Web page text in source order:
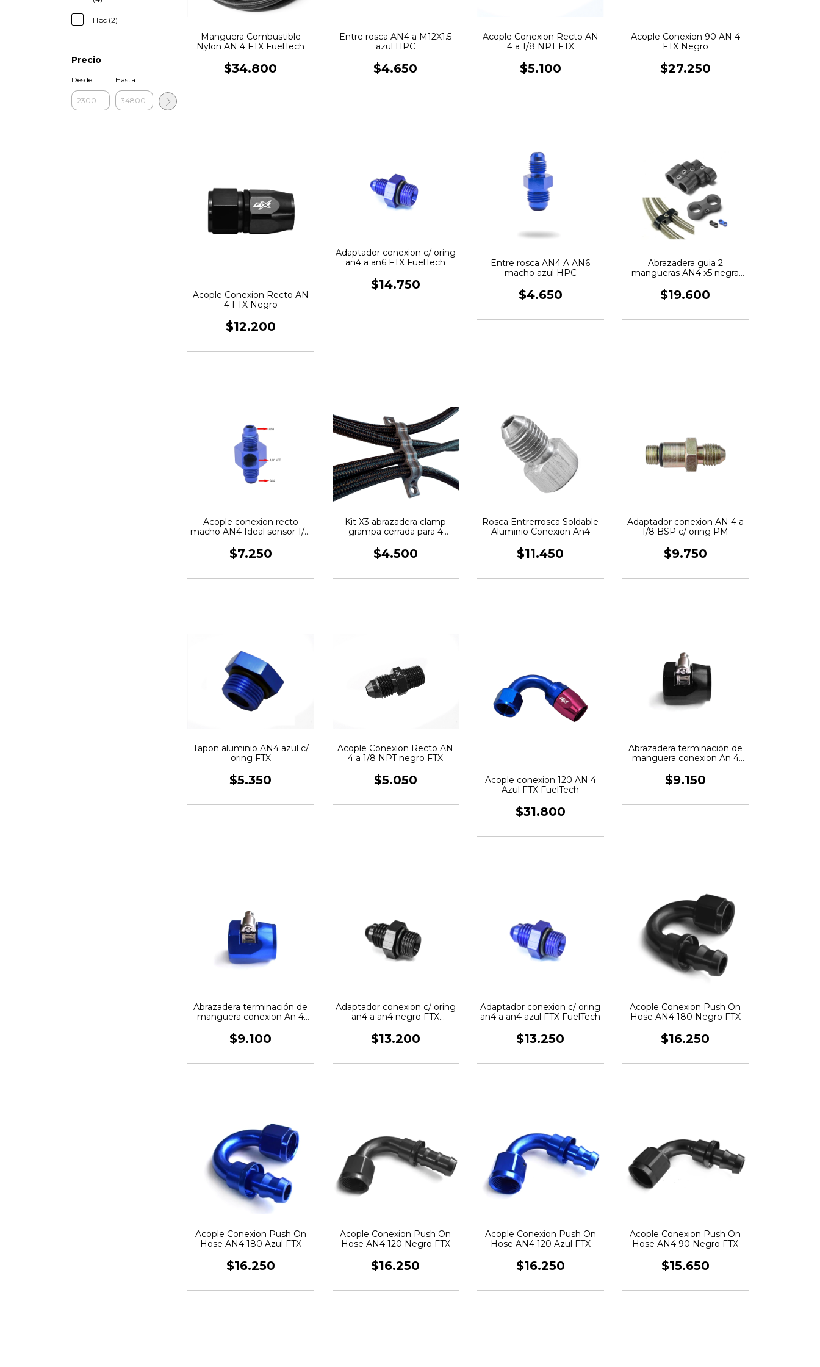
Hpc (2)
Precio
Desde Hasta
Manguera Combustible
Nylon AN 4 FTX FuelTech
$34.800
Entre rosca AN4 a M12X1.5
azul HPC
$4.650
Acople Conexion Recto AN
4 a 1/8 NPT FTX
$5.100
Acople Conexion 90 AN 4
FTX Negro
$27.250
Acople Conexion Recto AN
4 FTX Negro
$12.200
Adaptador conexion c/ oring
an4 a an6 FTX FuelTech
$14.750
Entre rosca AN4 A AN6
macho azul HPC
$4.650
Abrazadera guia 2
mangueras AN4 x5 negra
$19.600
Acople conexion recto
macho AN4 Ideal sensor 1/8
$7.250
Kit X3 abrazadera clamp
grampa cerrada para 4
$4.500
Rosca Entrerrosca Soldable
Aluminio Conexion An4
$11.450
Adaptador conexion AN 4 a
1/8 BSP c/ oring PM
$9.750
Tapon aluminio AN4 azul c/
oring FTX
$5.350
Acople Conexion Recto AN
4 a 1/8 NPT negro FTX
$5.050
Acople conexion 120 AN 4
Azul FTX FuelTech
$31.800
Abrazadera terminación de
manguera conexion An 4
$9.150
Abrazadera terminación de
manguera conexion An 4
$9.100
Adaptador conexion c/ oring
an4 a an4 negro FTX
$13.200
Adaptador conexion c/ oring
an4 a an4 azul FTX FuelTech
$13.250
Acople Conexion Push On
Hose AN4 180 Negro FTX
$16.250
Acople Conexion Push On
Hose AN4 180 Azul FTX
$16.250
Acople Conexion Push On
Hose AN4 120 Negro FTX
$16.250
Acople Conexion Push On
Hose AN4 120 Azul FTX
$16.250
Acople Conexion Push On
Hose AN4 90 Negro FTX
$15.650